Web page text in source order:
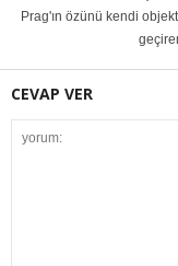
Prag'ın özünü kendi
CEVAP VER